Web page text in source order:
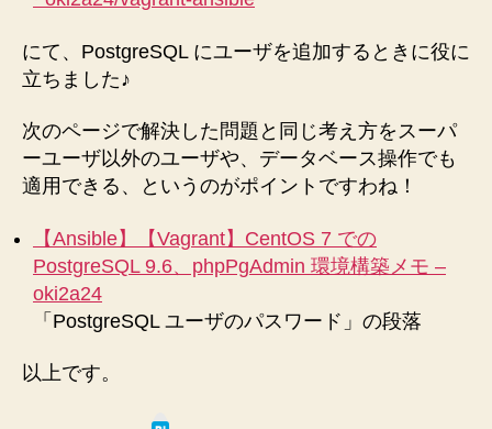
にて、PostgreSQL にユーザを追加するときに役に
立ちました♪
次のページで解決した問題と同じ考え方をスーパ
ーユーザ以外のユーザや、データベース操作でも
適用できる、というのがポイントですわね！
【Ansible】【Vagrant】CentOS 7 での
PostgreSQL 9.6、phpPgAdmin 環境構築メモ –
oki2a24
「PostgreSQL ユーザのパスワード」の段落
以上です。